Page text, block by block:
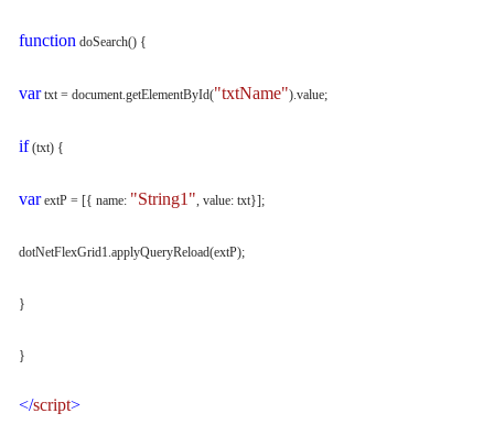
function doSearch() {
vartxt = document.getElementById("txtName").value;
if(txt) {
varextP = [{ name: "String1" , value: txt}];
dotNetFlexGrid1.applyQueryReload(extP);
}
}
</script>